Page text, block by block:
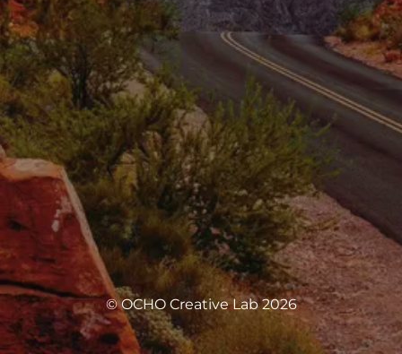
© OCHO Creative Lab 2026